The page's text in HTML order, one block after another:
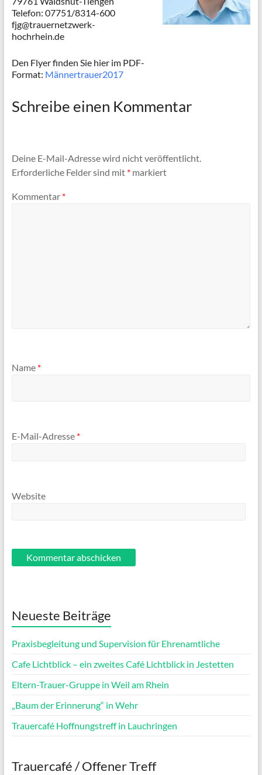
Telefon: 07751/8314-600
fjg@trauernetzwerk-
hochrhein.de
Den Flyer finden Sie hier im PDF-
Format: Männertrauer2017
Schreibe einen Kommentar
Deine E-Mail-Adresse wird nicht veröffentlicht.
Erforderliche Felder sind mit *markiert
Kommentar *
Name *
E-Mail-Adresse *
Website
Neueste Beiträge
Praxisbegleitung und Supervision für Ehrenamtliche
Cafe Lichtblick – ein zweites Café Lichtblick in Jestetten
Eltern-Trauer-Gruppe in Weil am Rhein
„Baum der Erinnerung“ in Wehr
Trauercafé Hoffnungstreff in Lauchringen
Trauercafé / Offener Treff